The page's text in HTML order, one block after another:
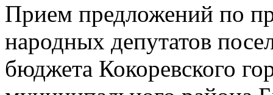
Прием предложений по
народных депутатов
бюджета Кокоревского